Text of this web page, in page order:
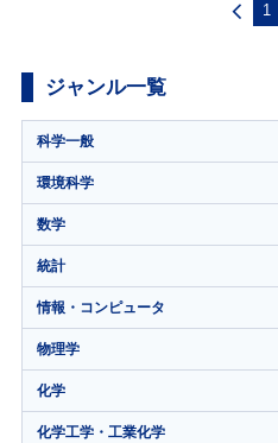
1
ジャンル一覧
科学一般
環境科学
数学
統計
情報・コンピュータ
物理学
化学
化学工学・工業化学